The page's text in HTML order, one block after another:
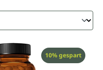
Rabatt
10% gespart